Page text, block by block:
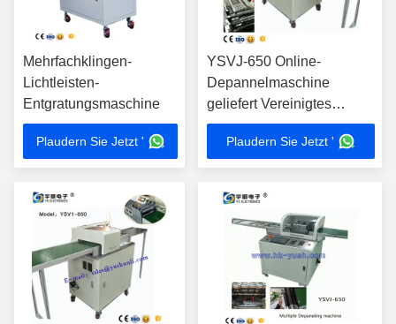
Mehrfachklingen-
Lichtleisten-
Entgratungsmaschine
Plaudern Sie Jetzt '
YSVJ-650 Online-
Depannelmaschine
geliefert Vereinigtes
Königreich
Plaudern Sie Jetzt '